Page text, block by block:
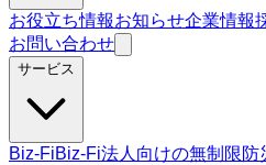
お役立ち情報お知らせ企業情報
お問い合わせ
サービス
Biz-FiBiz-Fi法人向けの無制限防